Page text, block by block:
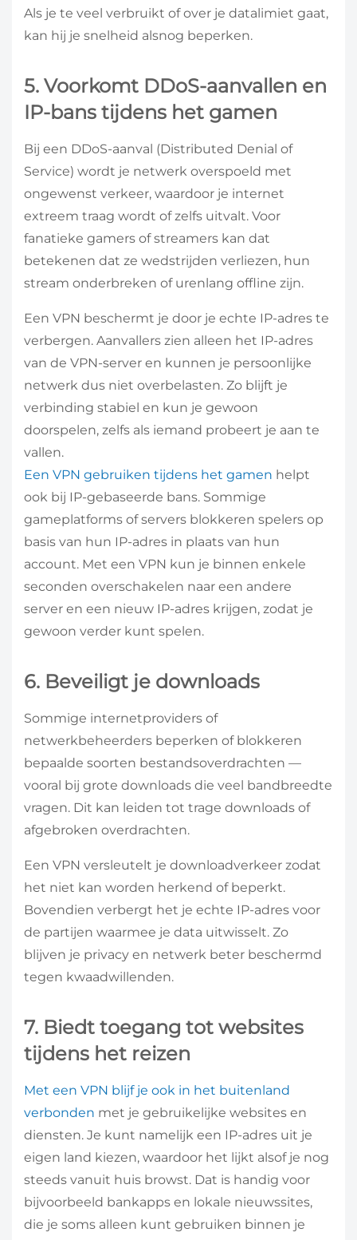
Als je te veel verbruikt of over je datalimiet gaat,
kan hij je snelheid alsnog beperken.
5. Voorkomt DDoS-aanvallen en
IP-bans tijdens het gamen
Bij een DDoS-aanval (Distributed Denial of
Service) wordt je netwerk overspoeld met
ongewenst verkeer, waardoor je internet
extreem traag wordt of zelfs uitvalt. Voor
fanatieke gamers of streamers kan dat
betekenen dat ze wedstrijden verliezen, hun
stream onderbreken of urenlang offline zijn.
Een VPN beschermt je door je echte IP-adres te
verbergen. Aanvallers zien alleen het IP-adres
van de VPN-server en kunnen je persoonlijke
netwerk dus niet overbelasten. Zo blijft je
verbinding stabiel en kun je gewoon
doorspelen, zelfs als iemand probeert je aan te
vallen.
Een VPN gebruiken tijdens het gamen helpt
ook bij IP-gebaseerde bans. Sommige
gameplatforms of servers blokkeren spelers op
basis van hun IP-adres in plaats van hun
account. Met een VPN kun je binnen enkele
seconden overschakelen naar een andere
server en een nieuw IP-adres krijgen, zodat je
gewoon verder kunt spelen.
6. Beveiligt je downloads
Sommige internetproviders of
netwerkbeheerders beperken of blokkeren
bepaalde soorten bestandsoverdrachten —
vooral bij grote downloads die veel bandbreedte
vragen. Dit kan leiden tot trage downloads of
afgebroken overdrachten.
Een VPN versleutelt je downloadverkeer zodat
het niet kan worden herkend of beperkt.
Bovendien verbergt het je echte IP-adres voor
de partijen waarmee je data uitwisselt. Zo
blijven je privacy en netwerk beter beschermd
tegen kwaadwillenden.
7. Biedt toegang tot websites
tijdens het reizen
Met een VPN blijf je ook in het buitenland
verbonden met je gebruikelijke websites en
diensten. Je kunt namelijk een IP-adres uit je
eigen land kiezen, waardoor het lijkt alsof je nog
steeds vanuit huis browst. Dat is handig voor
bijvoorbeeld bankapps en lokale nieuwssites,
die je soms alleen kunt gebruiken binnen je